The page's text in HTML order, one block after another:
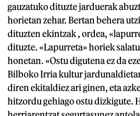
gauzatuko dituzte jarduerak
horietan zehar. Bertan behera
dituzten ekintzak , ordea,
dituzte. «Lapurreta» horiek
honetan. «Ostu digutena ez da
Bilboko Irria kultur
diren ekitaldiez ari ginen, eta
hitzordu gehiago ostu dizkigute.